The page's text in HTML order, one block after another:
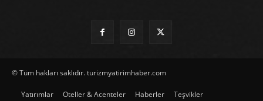
© Tüm hakları saklıdır. turizmyatirimhaber.com
Yatırımlar Oteller & Acenteler Haberler Teşvikler